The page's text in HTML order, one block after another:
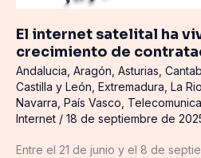
El internet satelital ha
crecimiento de
Andalucia Aragón Asturias
Castilla y León Extremadura La
Navarra País Vasco
Internet / 18 de septiembre de
Entre el 21 de junio y el 8 de
este
verano